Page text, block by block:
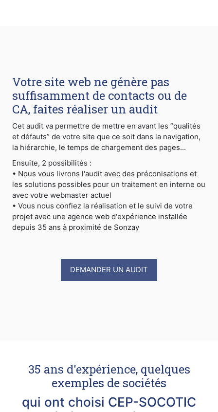
Votre site web ne génère pas
suffisamment de contacts ou de
CA, faites réaliser un audit
Cet audit va permettre de mettre en avant les “qualités
et défauts” de votre site que ce soit dans la navigation,
la hiérarchie, le temps de chargement des pages...
Ensuite, 2 possibilités :
• Nous vous livrons l'audit avec des préconisations et
les solutions possibles pour un traitement en interne ou
avec votre webmaster actuel
• Vous nous confiez la réalisation et le suivi de votre
projet avec une agence web d'expérience installée
depuis 35 ans à proximité de Sonzay
DEMANDER UN AUDIT
35 ans d'expérience, quelques
exemples de sociétés
qui ont choisi CEP-SOCOTIC